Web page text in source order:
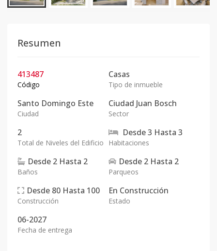
Resumen
413487
Código
Casas
Tipo de inmueble
Santo Domingo Este
Ciudad
Ciudad Juan Bosch
Sector
2
Total de Niveles del Edificio
Desde3 Hasta 3
Habitaciones
Desde 2 Hasta 2
Baños
Desde 2 Hasta 2
Parqueos
Desde 80 Hasta 100
Construcción
En Construcción
Estado
06-2027
Fecha de entrega